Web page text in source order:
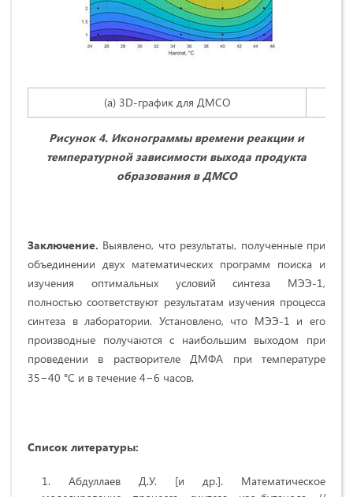
(а) 3D-график для ДМСО
Рисунок 4. Иконограммы времени реакции и
температурной зависимости выхода продукта
образования в ДМСО
Заключение. Выявлено, что результаты, полученные при
объединении двух математических программ поиска и
изучения оптимальных условий синтеза МЭЭ-1,
полностью соответствуют результатам изучения процесса
синтеза в лаборатории. Установлено, что МЭЭ-1 и его
производные получаются с наибольшим выходом при
проведении в растворителе ДМФА при температуре
35−40 °С и в течение 4−6 часов.
Список литературы:
Абдуллаев Д.У. [и др.]. Математическое